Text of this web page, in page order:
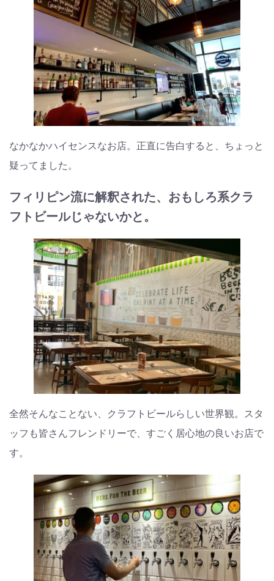
なかなかハイセンスなお店。正直に告白すると、ちょっと
疑ってました。
フィリピン流に解釈された、おもしろ系クラ
フトビールじゃないかと。
全然そんなことない、クラフトビールらしい世界観。スタ
ッフも皆さんフレンドリーで、すごく居心地の良いお店で
す。